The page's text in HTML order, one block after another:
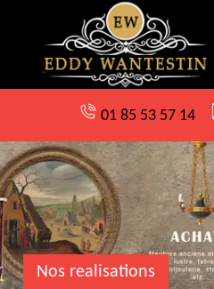
01 85 53 57 14
Nos realisations